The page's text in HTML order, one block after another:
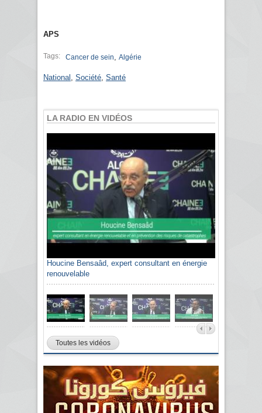
APS
Tags: Cancer de sein Algérie
National Société Santé
LA RADIO EN VIDÉOS
Houcine Bensaâd, expert consultant en énergie
renouvelable
Toutes les vidéos